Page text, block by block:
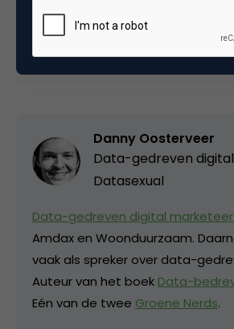
Deel dit artikel
Kopieer link
Danny Oosterveer
Data-gedreven
Datasexual
Data-gedreven digital marketeer
Amdax en Woonduurzaam.
vaak als spreker over data-
Auteur van het boek Data-
Eén van de twee Groene Nerds.